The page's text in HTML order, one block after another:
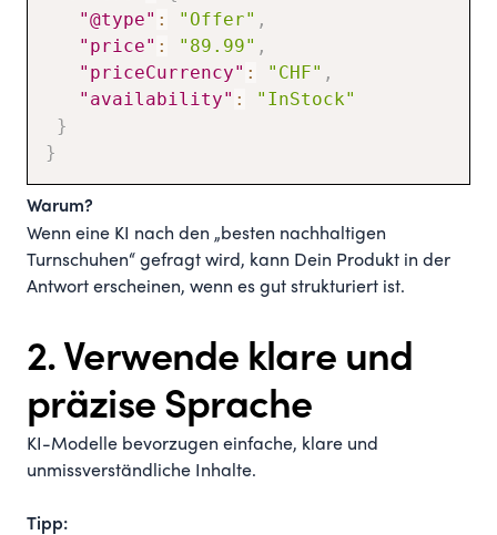
"@type" : "Offer" ,
"price" : "89.99" ,
"priceCurrency" : "CHF" ,
"availability" :
"InStock"
}
}
Warum?
Wenn eine KI nach den „besten nachhaltigen
Turnschuhen“ gefragt wird, kann Dein Produkt in der
Antwort erscheinen, wenn es gut strukturiert ist.
2. Verwende klare und
präzise Sprache
KI-Modelle bevorzugen einfache, klare und
unmissverständliche Inhalte.
Tipp: